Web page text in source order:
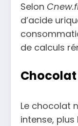
Selon
d’acide
de calculs
Le chocolat
intense,